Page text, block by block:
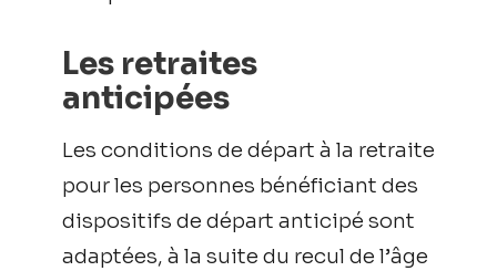
Les retraites
anticipées
Les conditions de départ à la retraite
pour les personnes bénéficiant des
dispositifs de départ anticipé sont
adaptées, à la suite du recul de l’âge